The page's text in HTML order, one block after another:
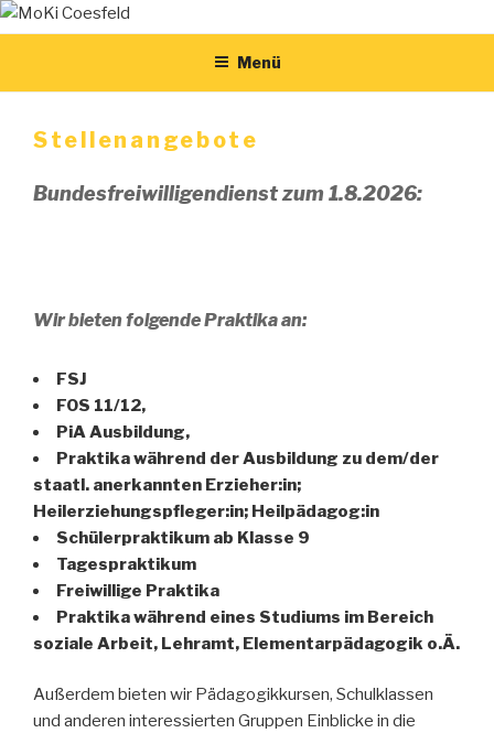
Zum
InhaltMOKI COESFELD
Menü
Stellenangebote
Bundesfreiwilligendienst zum 1.8.2026:
Wir bieten folgende Praktika an:
FSJ
FOS 11/12,
PiA Ausbildung,
Praktika während der Ausbildung zu dem/der
staatl. anerkannten Erzieher:in;
Heilerziehungspfleger:in; Heilpädagog:in
Schülerpraktikum ab Klasse 9
Tagespraktikum
Freiwillige Praktika
Praktika während eines Studiums im Bereich
soziale Arbeit, Lehramt, Elementarpädagogik o.Ä.
Außerdem bieten wir Pädagogikkursen, Schulklassen
und anderen interessierten Gruppen Einblicke in die